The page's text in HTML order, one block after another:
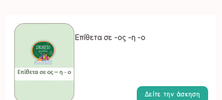
Επίθετα σε -ος -η -ο
Δείτε την άσκηση